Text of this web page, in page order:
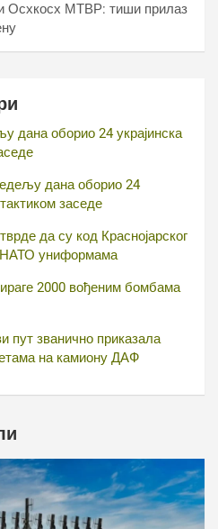
Осхкосх МТВР: тиши прилаз
дана оборио 24 украјинска
дана оборио 24
заседе
да су код Краснојарског
НАТО униформама
2000 вођеним бомбама
пут званично приказала
на камиону ДАФ